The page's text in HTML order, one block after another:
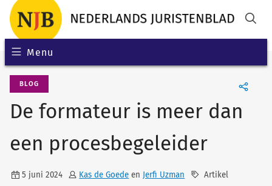
Menu
BLOG
De formateur is meer dan
een procesbegeleider
5 juni 2024 Kas de Goede en Jerfi Uzman Artikel